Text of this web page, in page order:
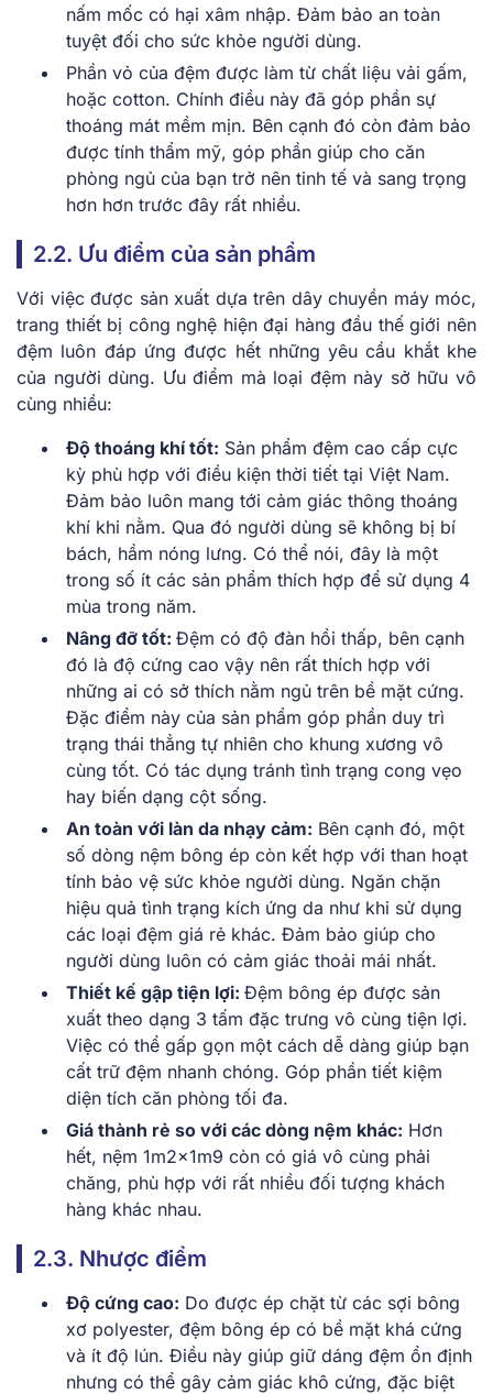
nấm mốc có hại xâm nhập. Đảm bảo an toàn
tuyệt đối cho sức khỏe người dùng.
Phần vỏ của đệm được làm từ chất liệu vải gấm,
hoặc cotton. Chính điều này đã góp phần sự
thoáng mát mềm mịn. Bên cạnh đó còn đảm bảo
được tính thẩm mỹ, góp phần giúp cho căn
phòng ngủ của bạn trở nên tinh tế và sang trọng
hơn hơn trước đây rất nhiều.
2.2. Ưu điểm của sản phẩm
Với việc được sản xuất dựa trên dây chuyền máy móc,
trang thiết bị công nghệ hiện đại hàng đầu thế giới nên
đệm luôn đáp ứng được hết những yêu cầu khắt khe
của người dùng. Ưu điểm mà loại đệm này sở hữu vô
cùng nhiều:
Độ thoáng khí tốt: Sản phẩm đệm cao cấp cực
kỳ phù hợp với điều kiện thời tiết tại Việt Nam.
Đảm bảo luôn mang tới cảm giác thông thoáng
khí khi nằm. Qua đó người dùng sẽ không bị bí
bách, hầm nóng lưng. Có thể nói, đây là một
trong số ít các sản phẩm thích hợp để sử dụng 4
mùa trong năm.
Nâng đỡ tốt: Đệm có độ đàn hồi thấp, bên cạnh
đó là độ cứng cao vậy nên rất thích hợp với
những ai có sở thích nằm ngủ trên bề mặt cứng.
Đặc điểm này của sản phẩm góp phần duy trì
trạng thái thẳng tự nhiên cho khung xương vô
cùng tốt. Có tác dụng tránh tình trạng cong vẹo
hay biến dạng cột sống.
An toàn với làn da nhạy cảm: Bên cạnh đó, một
số dòng nệm bông ép còn kết hợp với than hoạt
tính bảo vệ sức khỏe người dùng. Ngăn chặn
hiệu quả tình trạng kích ứng da như khi sử dụng
các loại đệm giá rẻ khác. Đảm bảo giúp cho
người dùng luôn có cảm giác thoải mái nhất.
Thiết kế gập tiện lợi: Đệm bông ép được sản
xuất theo dạng 3 tấm đặc trưng vô cùng tiện lợi.
Việc có thể gấp gọn một cách dễ dàng giúp bạn
cất trữ đệm nhanh chóng. Góp phần tiết kiệm
diện tích căn phòng tối đa.
Giá thành rẻ so với các dòng nệm khác: Hơn
hết, nệm 1m2x1m9 còn có giá vô cùng phải
chăng, phù hợp với rất nhiều đối tượng khách
hàng khác nhau.
2.3. Nhược điểm
Độ cứng cao: Do được ép chặt từ các sợi bông
xơ polyester, đệm bông ép có bề mặt khá cứng
và ít độ lún. Điều này giúp giữ dáng đệm ổn định
nhưng có thể gây cảm giác khô cứng, đặc biệt